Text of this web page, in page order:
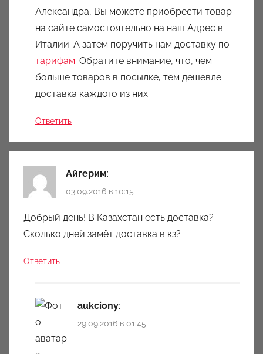
Александра, Вы можете приобрести товар
на сайте самостоятельно на наш Адрес в
Италии. А затем поручить нам доставку по
тарифам. Обратите внимание, что, чем
больше товаров в посылке, тем дешевле
доставка каждого из них.
Ответить
Айгерим:
03.09.2016 в 10:15
Добрый день! В Казахстан есть доставка?
Сколько дней замёт доставка в кз?
Ответить
aukciony:
29.09.2016 в 01:45